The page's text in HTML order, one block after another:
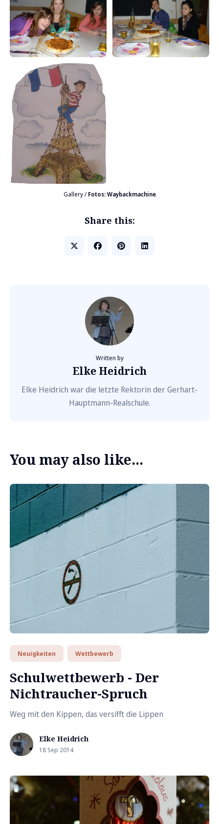
Gallery / Fotos: Waybackmachine
Share this:
Written by
Elke Heidrich
Elke Heidrich war die letzte Rektorin der Gerhart-
Hauptmann-Realschule.
You may also like...
Neuigkeiten Wettbewerb
Schulwettbewerb - Der
Nichtraucher-Spruch
Weg mit den Kippen, das versifft die Lippen
Elke Heidrich
18 Sep 2014